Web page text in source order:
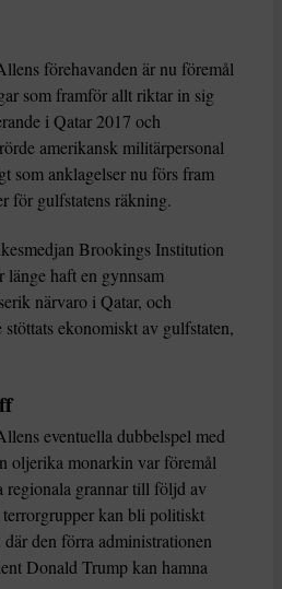
förehavanden är nu föremål
som framför allt riktar in sig
i Qatar 2017 och
amerikansk militärpersonal
som anklagelser nu förs fram
för gulfstatens räkning.
Brookings Institution
länge haft en gynnsam
närvaro i Qatar, och
ekonomiskt av gulfstaten,
eventuella dubbelspel med
oljerika monarkin var föremål
regionala grannar till följd av
kan bli politiskt
den förra administrationen
Donald Trump kan hamna